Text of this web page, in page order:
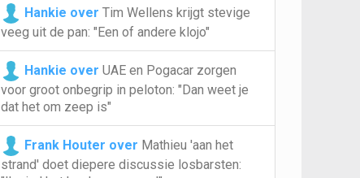
Hankie over Tim Wellens krijgt stevige
veeg uit de pan: "Een of andere klojo"
Hankie over UAE en Pogacar zorgen
voor groot onbegrip in peloton: "Dan weet je
dat het om zeep is"
Frank Houter over Mathieu 'aan het
strand' doet diepere discussie losbarsten: